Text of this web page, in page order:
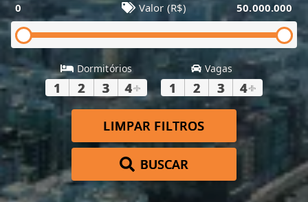
0 Valor (R$) 50.000.000
Dormitórios
1 2 3 4+
Vagas
1 2 3 4+
LIMPAR FILTROS
BUSCAR